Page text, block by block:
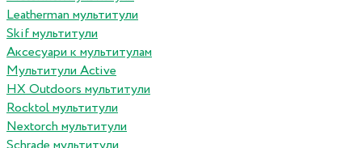
Leatherman мультитули
Skif мультитули
Аксесуари к мультитулам
Мультитули Active
HX Outdoors мультитули
Rocktol мультитули
Nextorch мультитули